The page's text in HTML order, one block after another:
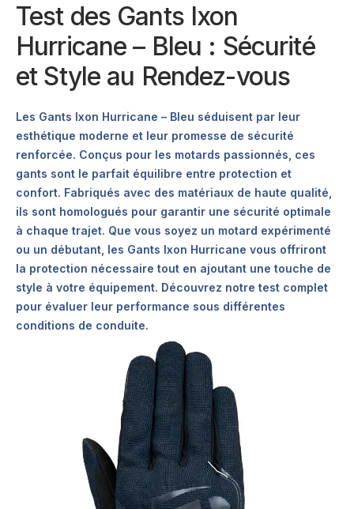
Test des Gants Ixon
Hurricane – Bleu : Sécurité
et Style au Rendez-vous
Les Gants Ixon Hurricane – Bleu séduisent par leur
esthétique moderne et leur promesse de sécurité
renforcée. Conçus pour les motards passionnés, ces
gants sont le parfait équilibre entre protection et
confort. Fabriqués avec des matériaux de haute qualité,
ils sont homologués pour garantir une sécurité optimale
à chaque trajet. Que vous soyez un motard expérimenté
ou un débutant, les Gants Ixon Hurricane vous offriront
la protection nécessaire tout en ajoutant une touche de
style à votre équipement. Découvrez notre test complet
pour évaluer leur performance sous différentes
conditions de conduite.